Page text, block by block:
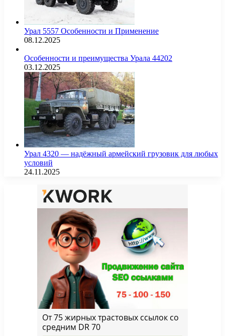
Урал 5557 Особенности и Применение
08.12.2025
Особенности и преимущества Урала 44202
03.12.2025
Урал 4320 — надёжный армейский грузовик для любых
условий
24.11.2025